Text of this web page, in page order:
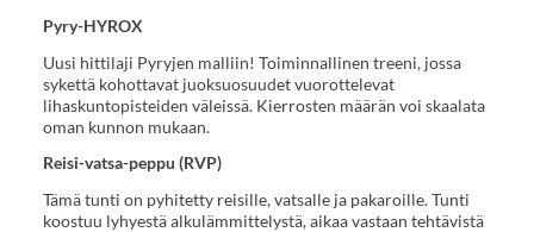
Pyry-HYROX
Uusi hittilaji Pyryjen malliin! Toiminnallinen treeni, jossa
sykettä kohottavat juoksuosuudet vuorottelevat
lihaskuntopisteiden väleissä. Kierrosten määrän voi skaalata
oman kunnon mukaan.
Reisi-vatsa-peppu (RVP)
Tämä tunti on pyhitetty reisille, vatsalle ja pakaroille. Tunti
koostuu lyhyestä alkulämmittelystä, aikaa vastaan tehtävistä